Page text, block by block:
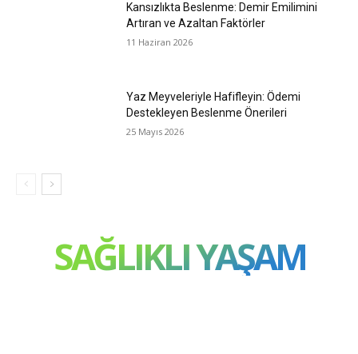
Kansızlıkta Beslenme: Demir Emilimini
Artıran ve Azaltan Faktörler
11 Haziran 2026
Yaz Meyveleriyle Hafifleyin: Ödemi
Destekleyen Beslenme Önerileri
25 Mayıs 2026
SAĞLIKLI YAŞAM